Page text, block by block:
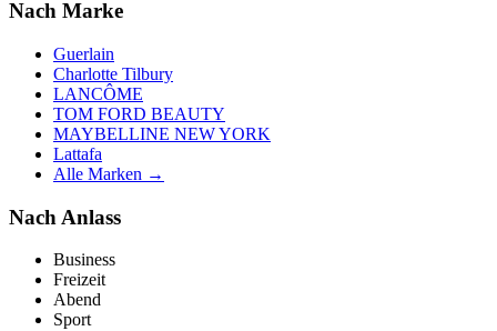
Nach Marke
Guerlain
Charlotte Tilbury
LANCÔME
TOM FORD BEAUTY
MAYBELLINE NEW YORK
Lattafa
Alle Marken →
Nach Anlass
Business
Freizeit
Abend
Sport